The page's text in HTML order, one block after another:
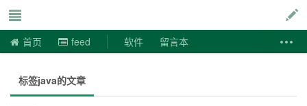
首页 feed 软件 留言本
标签java的文章